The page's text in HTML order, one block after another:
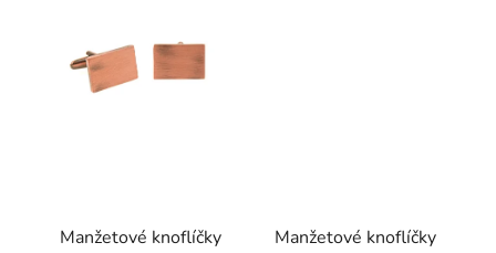
Manžetové knoflíčky
Manžetové knoflíčky